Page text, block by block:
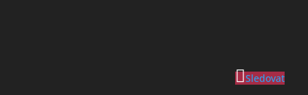
Sledovat